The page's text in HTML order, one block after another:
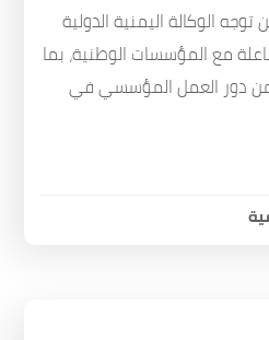
الوكالة اليمنية الدولية
مع المؤسسات الوطنية، بما
من دور العمل المؤسسي في